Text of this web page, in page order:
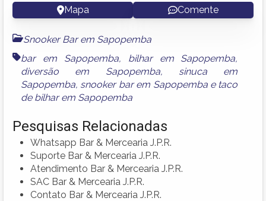
Mapa Comente
Snooker Bar em Sapopemba
bar em Sapopemba, bilhar em Sapopemba,
diversão em Sapopemba, sinuca em
Sapopemba, snooker bar em Sapopembae taco
de bilhar em Sapopemba
Pesquisas Relacionadas
Whatsapp Bar & Mercearia J.P.R.
Suporte Bar & Mercearia J.P.R.
Atendimento Bar & Mercearia J.P.R.
SAC Bar & Mercearia J.P.R.
Contato Bar & Mercearia J.P.R.